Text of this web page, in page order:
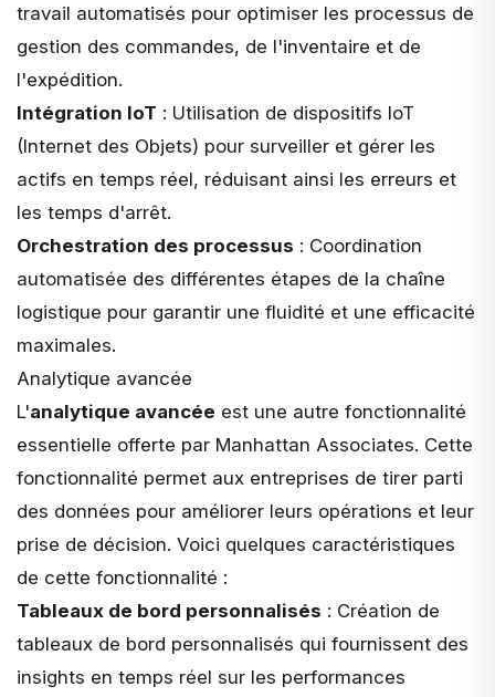
travail automatisés pour optimiser les processus de
gestion des commandes, de l'inventaire et de
l'expédition.
Intégration IoT : Utilisation de dispositifs IoT
(Internet des Objets) pour surveiller et gérer les
actifs en temps réel, réduisant ainsi les erreurs et
les temps d'arrêt.
Orchestration des processus : Coordination
automatisée des différentes étapes de la chaîne
logistique pour garantir une fluidité et une efficacité
maximales.
Analytique avancée
L'analytique avancée est une autre fonctionnalité
essentielle offerte par Manhattan Associates. Cette
fonctionnalité permet aux entreprises de tirer parti
des données pour améliorer leurs opérations et leur
prise de décision. Voici quelques caractéristiques
de cette fonctionnalité :
Tableaux de bord personnalisés : Création de
tableaux de bord personnalisés qui fournissent des
insights en temps réel sur les performances